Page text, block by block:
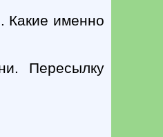
Какие именно
Пересылку